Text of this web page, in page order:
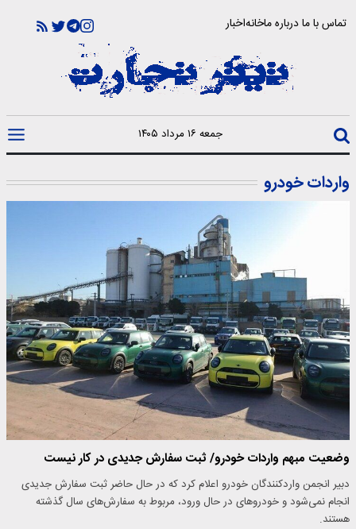
تماس با مادرباره ماخانهاخبار
جمعه ۱۶ مرداد ۱۴۰۵
واردات خودرو
وضعیت مبهم واردات خودرو/ ثبت سفارش جدیدی در کار نیست
دبیر انجمن واردکنندگان خودرو اعلام کرد که در حال حاضر ثبت سفارش جدیدی
انجام نمی‌شود و خودروهای در حال ورود، مربوط به سفارش‌های سال گذشته
هستند.